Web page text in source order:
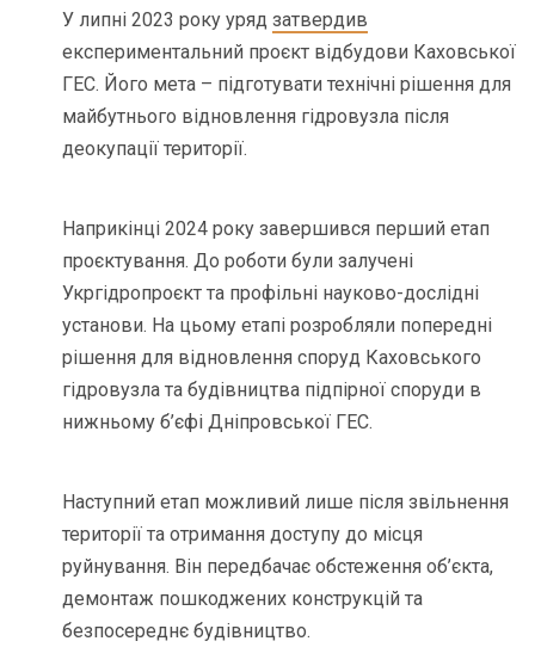
У липні 2023 року урядзатвердив
експериментальний проєкт відбудови Каховської
ГЕС. Його мета – підготувати технічні рішення для
майбутнього відновлення гідровузла після
деокупації території.
Наприкінці 2024 року завершився перший етап
проєктування. До роботи були залучені
Укргідропроєкт та профільні науково-дослідні
установи. На цьому етапі розробляли попередні
рішення для відновлення споруд Каховського
гідровузла та будівництва підпірної споруди в
нижньому б’єфі Дніпровської ГЕС.
Наступний етап можливий лише після звільнення
території та отримання доступу до місця
руйнування. Він передбачає обстеження об’єкта,
демонтаж пошкоджених конструкцій та
безпосереднє будівництво.